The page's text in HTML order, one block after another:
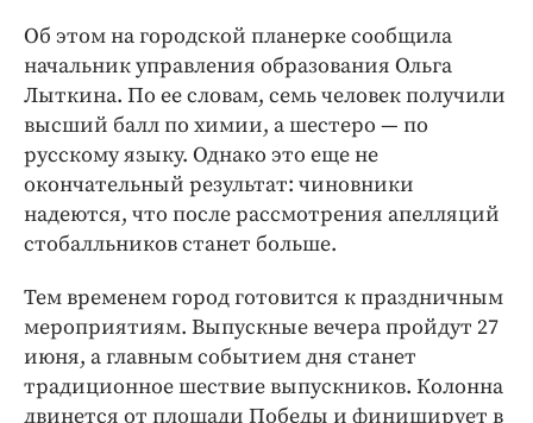
Происшествия
Спорт
Экономика и бизнес
ПРОЕКТЫ
Блоги
Издания
Медиаперсона
Интересное чтиво
Клиника года
Бренд года
Об этом на городской планерке сообщила
начальник управления образования Ольга
Лыткина. По ее словам, семь человек получили
высший балл по химии, а шестеро — по
русскому языку. Однако это еще не
окончательный результат: чиновники
надеются, что после рассмотрения апелляций
стобалльников станет больше.
Тем временем город готовится к праздничным
мероприятиям. Выпускные вечера пройдут 27
июня, а главным событием дня станет
традиционное шествие выпускников. Колонна
двинется от площади Победы и финиширует в